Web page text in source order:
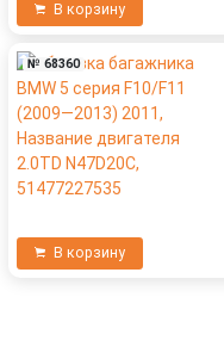
В корзину
№ 68360
В корзину